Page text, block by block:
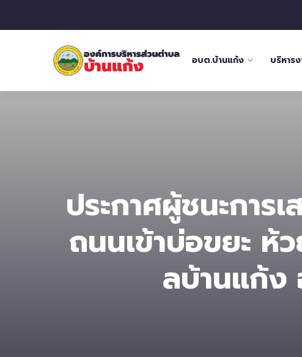
อบต.บ้านแก้ง บริหาร
ประกาศผู้ชนะการ
ถนนเข้าบ่อขยะ ห้
ลบ้านแก้ง